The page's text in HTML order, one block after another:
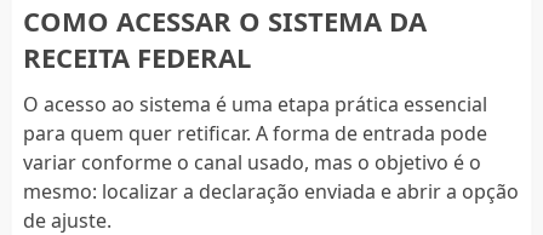
COMO ACESSAR O SISTEMA DA
RECEITA FEDERAL
O acesso ao sistema é uma etapa prática essencial
para quem quer retificar. A forma de entrada pode
variar conforme o canal usado, mas o objetivo é o
mesmo: localizar a declaração enviada e abrir a opção
de ajuste.